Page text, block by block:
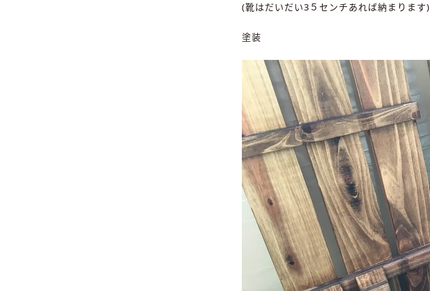
(靴はだいだい3５センチあれば納まります)
塗装